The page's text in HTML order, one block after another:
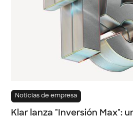
Noticias de empresa
Klar lanza "Inversión Max":